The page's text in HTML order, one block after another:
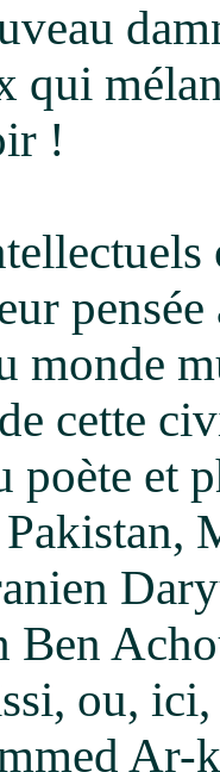
qui
!
monde
cette
poète et
Ben
ou,
Ar-